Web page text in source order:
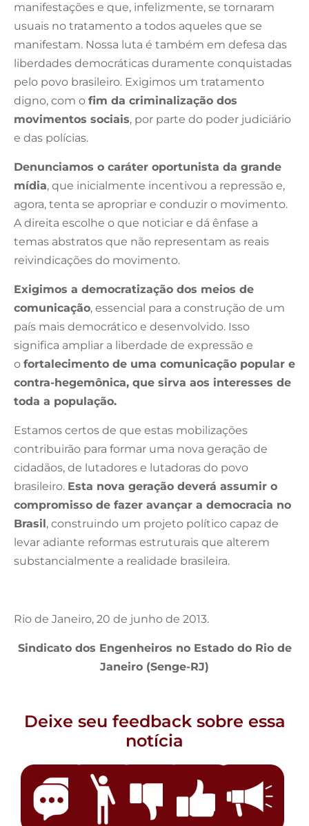
manifestações e que, infelizmente, se tornaram
usuais no tratamento a todos aqueles que se
manifestam. Nossa luta é também em defesa das
liberdades democráticas duramente conquistadas
pelo povo brasileiro. Exigimos um tratamento
digno, com o fim da criminalização dos
movimentos sociais, por parte do poder judiciário
e das polícias.
Denunciamos o caráter oportunista da grande
mídia, que inicialmente incentivou a repressão e,
agora, tenta se apropriar e conduzir o movimento.
A direita escolhe o que noticiar e dá ênfase a
temas abstratos que não representam as reais
reivindicações do movimento.
Exigimos a democratização dos meios de
comunicação, essencial para a construção de um
país mais democrático e desenvolvido. Isso
significa ampliar a liberdade de expressão e
o fortalecimento de uma comunicação popular e
contra-hegemônica, que sirva aos interesses de
toda a população.
Estamos certos de que estas mobilizações
contribuirão para formar uma nova geração de
cidadãos, de lutadores e lutadoras do povo
brasileiro. Esta nova geração deverá assumir o
compromisso de fazer avançar a democracia no
Brasil , construindo um projeto político capaz de
levar adiante reformas estruturais que alterem
substancialmente a realidade brasileira.
Rio de Janeiro, 20 de junho de 2013.
Sindicato dos Engenheiros no Estado do Rio de
Janeiro (Senge-RJ)
Deixe seu feedback sobre essa
notícia